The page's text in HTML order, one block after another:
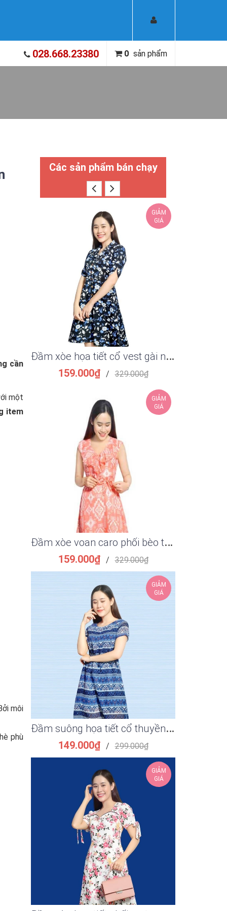
0 sản phẩm
028.668.23380
cần
một
item
môi
phù
Các sản phẩm bán chạy
GIẢM
GIÁ
Đ
ầm xòe họa tiết cổ vest gài nút sang trọng
159.000₫ / 329.000₫
GIẢM
GIÁ
Đ
ầm xòe voan caro phối bèo thắt eo thanh lịch
159.000₫ / 329.000₫
GIẢM
GIÁ
Đ
ầm suông họa tiết cổ thuyền rút dây eo thanh lịch
149.000₫ / 299.000₫
GIẢM
GIÁ